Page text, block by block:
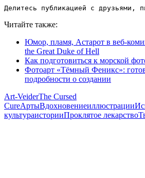
Делитесь публикацией с друзьями,
Читайте также:
Юмор, пламя, Астарот в веб-
the Great Duke of Hell
Как подготовиться к морской
Фотоарт «Тёмный Феникс»:
подробности о создании
Art-VeiderThe Cursed
CureАртыВдохновениеиллюстрации
культураисторииПроклятое лекарство